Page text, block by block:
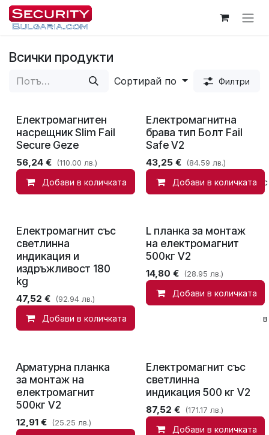
Пропусни до съдържанието
Всички продукти
Сортирай по Филтри
Електромагнитен
насрещник Slim Fail
Secure Geze
56,24€ (110.00 лв.)
Добави в количката Добави в списък
Електромагнитна
брава тип Болт Fail
Safe V2
43,25 € (84.59 лв.)
Добави в количката
Електромагнит със
светлинна
индикация и
издръжливост 180
kg
47,52 € (92.94 лв.)
Добави в количката Добави
L планка за монтаж
на електромагнит
500кг V2
14,80 € (28.95 лв.)
Добави в количката
Арматурна планка
за монтаж на
електромагнит
500кг V2
12,91€ (25.25 лв.)
Електромагнит със
светлинна
индикация 500 кг V2
87,52 € (171.17 лв.)
Добави в количката